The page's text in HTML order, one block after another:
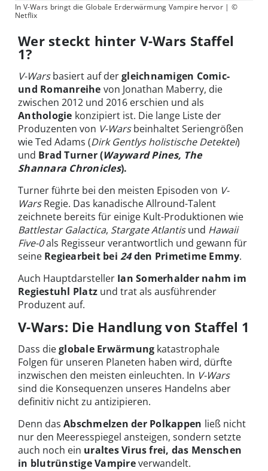
In V-Wars bringt die Globale Erderwärmung Vampire hervor | ©
Netflix
Wer steckt hinter V-Wars Staffel
1?
V-Warsbasiert auf dergleichnamigen Comic-
und Romanreihe von Jonathan Maberry, die
zwischen 2012 und 2016 erschien und als
Anthologie konzipiert ist. Die lange Liste der
Produzenten von V-Warsbeinhaltet Seriengrößen
wie Ted Adams (Dirk Gentlys holistische Detektei)
und Brad Turner (Wayward Pines, The
Shannara Chronicles).
Turner führte bei den meisten Episoden von V-
WarsRegie. Das kanadische Allround-Talent
zeichnete bereits für einige Kult-Produktionen wie
Battlestar Galactica, Stargate Atlantisund Hawaii
Five-0als Regisseur verantwortlich und gewann für
seine Regiearbeit bei24den Primetime Emmy.
Auch Hauptdarsteller Ian Somerhalder nahm im
Regiestuhl Platz und trat als ausführender
Produzent auf.
V-Wars: Die Handlung von Staffel 1
Dass dieglobale Erwärmung katastrophale
Folgen für unseren Planeten haben wird, dürfte
inzwischen den meisten einleuchten. In V-Wars
sind die Konsequenzen unseres Handelns aber
definitiv nicht zu antizipieren.
Denn das Abschmelzen der Polkappen ließ nicht
nur den Meeresspiegel ansteigen, sondern setzte
auch noch ein uraltes Virusfrei, das Menschen
in blutrünstige Vampireverwandelt.